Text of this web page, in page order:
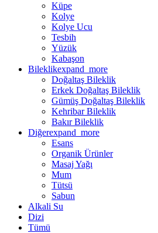
Küpe
Kolye
Kolye Ucu
Tesbih
Yüzük
Kabaşon
Bileklikexpand_more
Doğaltaş Bileklik
Erkek Doğaltaş Bileklik
Gümüş Doğaltaş Bileklik
Kehribar Bileklik
Bakır Bileklik
Diğerexpand_more
Esans
Organik Ürünler
Masaj Yağı
Mum
Tütsü
Sabun
Alkali Su
Dizi
Tümü